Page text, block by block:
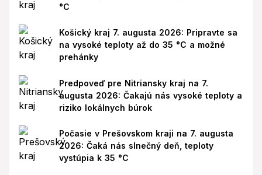
°C
Košický kraj 7. augusta 2026: Pripravte sa
na vysoké teploty až do 35 °C a možné
prehánky
Predpoveď pre Nitriansky kraj na 7.
augusta 2026: Čakajú nás vysoké teploty a
riziko lokálnych búrok
Počasie v Prešovskom kraji na 7. augusta
2026: Čaká nás slnečný deň, teploty
vystúpia k 35 °C